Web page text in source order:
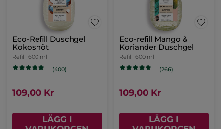
Eco-Refill Duschgel
Kokosnöt
Refill 600 ml
(400)
109,00 Kr
LÄGG I
Eco-refill Mango &
Koriander Duschgel
Refill 600 ml
(266)
109,00 Kr
LÄGG I